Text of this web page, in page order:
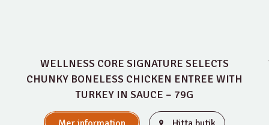
WELLNESS CORE SIGNATURE SELECTS
CHUNKY BONELESS CHICKEN ENTREE WITH
TURKEY IN SAUCE – 79G